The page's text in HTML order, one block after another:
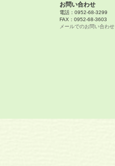
お問い合わせ
電話：0952-68-3299
FAX：0952-68-3603
メールでのお問い合わせ